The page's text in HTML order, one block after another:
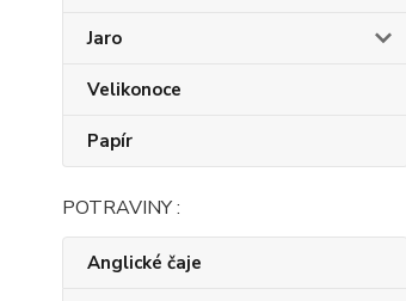
Jaro
Velikonoce
Papír
POTRAVINY :
Anglické čaje